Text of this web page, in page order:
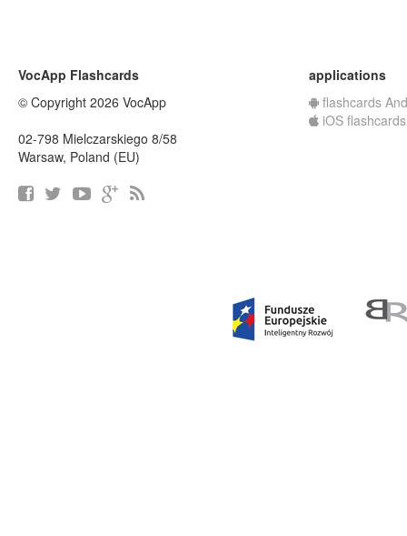
VocApp Flashcards
© Copyright 2026 VocApp
02-798 Mielczarskiego 8/58
Warsaw, Poland (EU)
applications
flashcards
iOS flashcards